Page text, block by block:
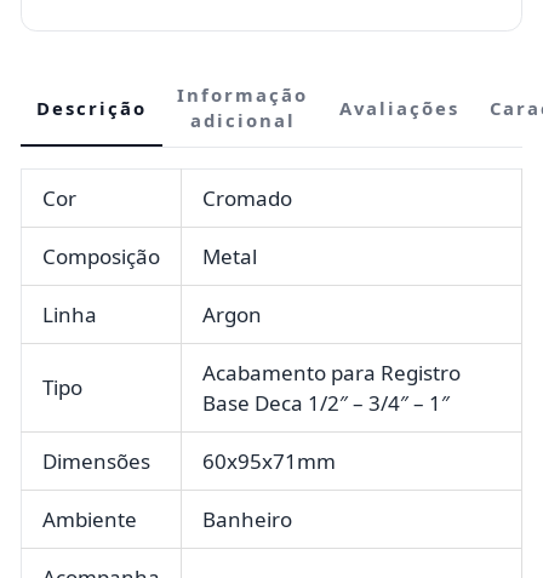
Descrição
Informação
adicional
Avaliações
Cor Cromado
Composição Metal
Linha Argon
Tipo
Acabamento para Registro
Base Deca 1/2″ – 3/4″ – 1″
Dimensões 60x95x71mm
Ambiente Banheiro